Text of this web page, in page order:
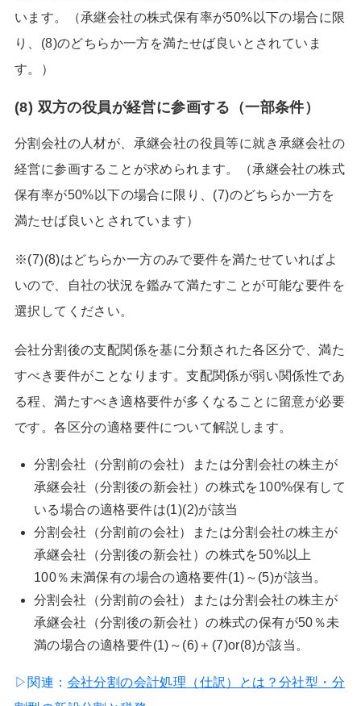
います。（承継会社の株式保有率が50%以下の場合に限
り、(8)のどちらか一方を満たせば良いとされていま
す。）
(8) 双方の役員が経営に参画する（一部条件）
分割会社の人材が、承継会社の役員等に就き承継会社の
経営に参画することが求められます。（承継会社の株式
保有率が50%以下の場合に限り、(7)のどちらか一方を
満たせば良いとされています）
※(7)(8)はどちらか一方のみで要件を満たせていればよ
いので、自社の状況を鑑みて満たすことが可能な要件を
選択してください。
会社分割後の支配関係を基に分類された各区分で、満た
すべき要件がことなります。支配関係が弱い関係性であ
る程、満たすべき適格要件が多くなることに留意が必要
です。各区分の適格要件について解説します。
分割会社（分割前の会社）または分割会社の株主が
承継会社（分割後の新会社）の株式を100%保有して
いる場合の適格要件は(1)(2)が該当
分割会社（分割前の会社）または分割会社の株主が
承継会社（分割後の新会社）の株式を50%以上
100％未満保有の場合の適格要件(1)～(5)が該当。
分割会社（分割前の会社）または分割会社の株主が
承継会社（分割後の新会社）の株式の保有が50％未
満の場合の適格要件(1)～(6)＋(7)or(8)が該当。
▷関連： 会社分割の会計処理（仕訳）とは？分社型・分